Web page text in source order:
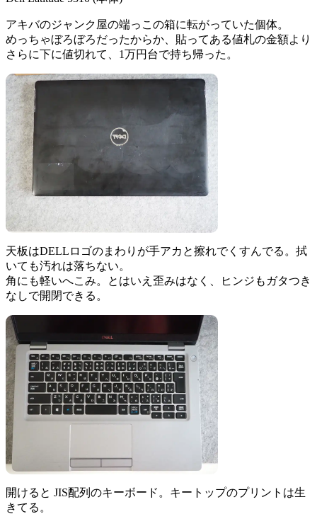
アキバのジャンク屋の端っこの箱に転がっていた個体。
めっちゃぼろぼろだったからか、貼ってある値札の金額より
さらに下に値切れて、1万円台で持ち帰った。
天板はDELLロゴのまわりが手アカと擦れでくすんでる。拭
いても汚れは落ちない。
角にも軽いへこみ。とはいえ歪みはなく、ヒンジもガタつき
なしで開閉できる。
開けると JIS配列のキーボード。キートップのプリントは生
きてる。